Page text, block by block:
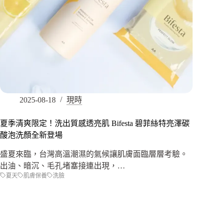
2025-08-18 現時
夏季清爽限定！洗出質感透亮肌 Bifesta 碧菲絲特亮澤碳
酸泡洗顏全新登場
盛夏來臨，台灣高溫潮濕的氣候讓肌膚面臨層層考驗。
出油、暗沉、毛孔堵塞接連出現，…
夏天 肌膚保養 洗臉